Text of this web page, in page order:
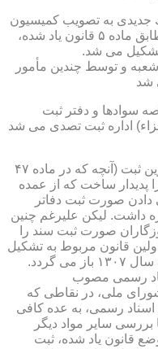
و املاك جدیدی به تصویب كمیسیون
عدلیه مجلس شورای ملی رسید كه مطابق ماده ۵ قانون یاد شده،
تشكیل می شد.
و توسط چندین مأمور
شد
سوادها و دفتر ثبت
اداره ثبت تصدی می شد
قانون یاد شده، در شرح وظائف مباشرین ثبت (آنچه كه در ماده ۴۷
پدیدار ساخت كه از عمده
دادن صورت ثبت دفاتر
داشت. لیكن علیرغم چنین
صورت ثبت سند را
قانون مربوط به تشكیل
مستقل دفترخانه های اسناد رسمی، به سال ۱۳۰۷ باز می گردد.
اسناد رسمی مصوب
شورای ملی، در نقاطی كه
اسناد رسمی، به عده كافی
بررسی سایر مواد دیگر
قانون یاد شده، ثبت